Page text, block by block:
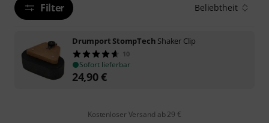
Filter Beliebtheit
Drumport StompTech Shaker Clip
10
Sofort lieferbar
24,90€
Kostenloser Versand ab 29 €